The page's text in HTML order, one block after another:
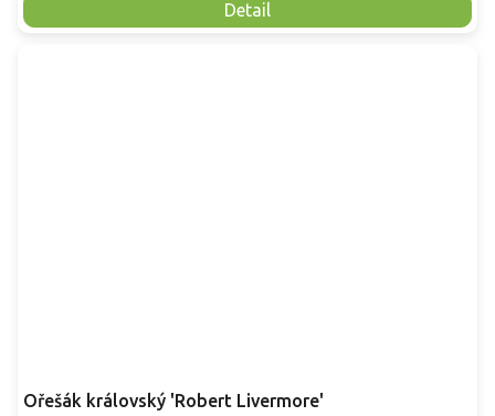
Detail
Ořešák královský 'Robert Livermore'